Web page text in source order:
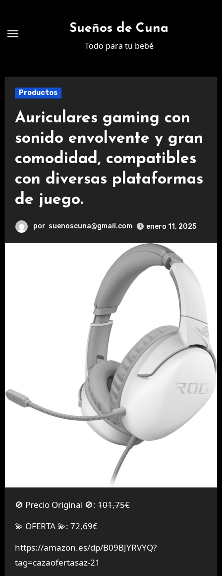
contenido
Sueños de Cuna
Todo para tu bebé
Productos
Auriculares gaming con
sonido envolvente y gran
comodidad, compatibles
con diversas plataformas
de juego.
por suenoscuna@gmail.com enero 11, 2025
🚫 Precio Original 🚫:101,75€
💫 OFERTA 💫: 72,69€
https://amazon.es/dp/B09BJYRVYQ?
tag=cazaofertasaz-21